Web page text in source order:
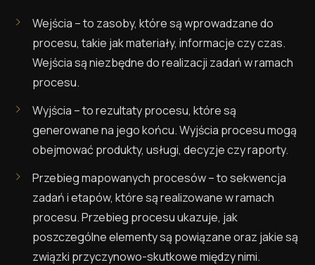
Wejścia – to zasoby, które są wprowadzane do
procesu, takie jak materiały, informacje czy czas.
Wejścia są niezbędne do realizacji zadań w ramach
procesu.
Wyjścia – to rezultaty procesu, które są
generowane na jego końcu. Wyjścia procesu mogą
obejmować produkty, usługi, decyzje czy raporty.
Przebieg mapowanych procesów – to sekwencja
zadań i etapów, które są realizowane w ramach
procesu. Przebieg procesu ukazuje, jak
poszczególne elementy są powiązane oraz jakie są
związki przyczynowo-skutkowe między nimi.